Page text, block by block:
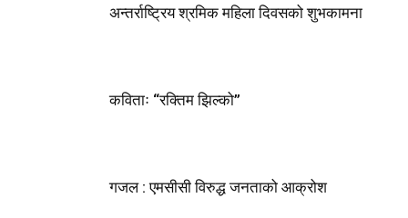
अन्तर्राष्ट्रिय श्रमिक महिला दिवसको शुभकामना
कविताः “रक्तिम झिल्को”
गजल : एमसीसी विरुद्ध जनताको आक्रोश